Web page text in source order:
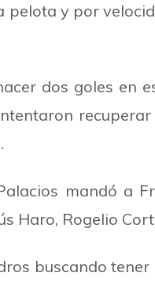
pelota y por
dos goles en
mandó a
Haro, Rogelio
buscando